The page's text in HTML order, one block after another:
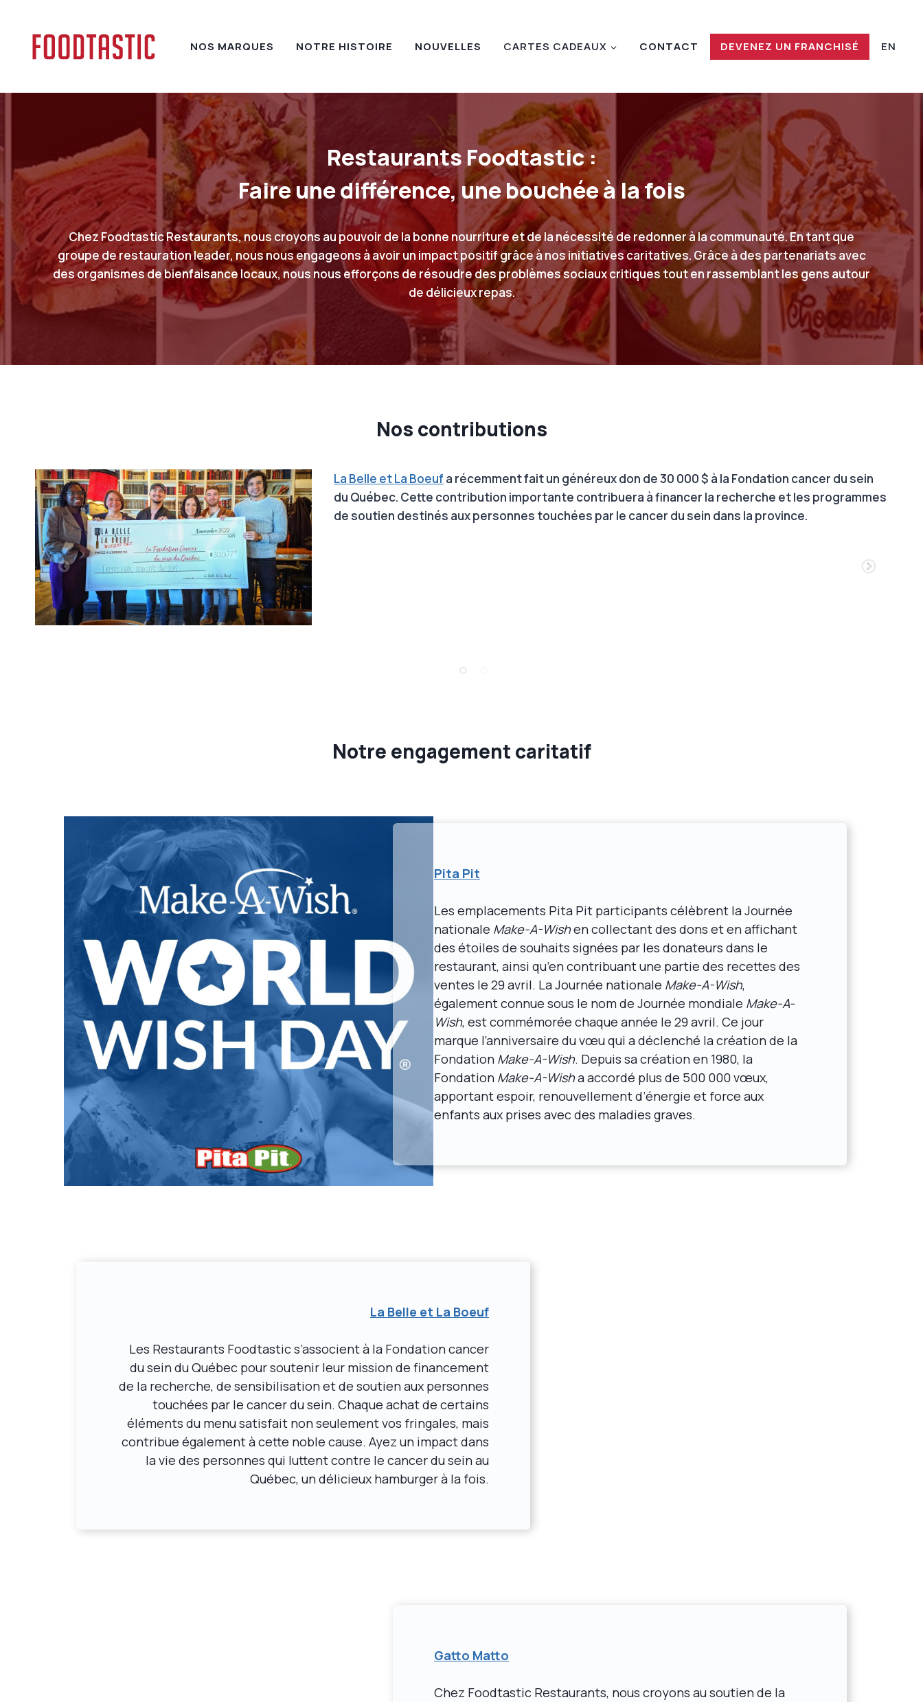
content
NOS MARQUES NOTRE HISTOIRE NOUVELLES CARTES CADEAUX CONTACT DEVENEZ UN FRANCHISÉ EN
Restaurants Foodtastic :
Faire une différence, une bouchée à la fois
Chez Foodtastic Restaurants, nous croyons au pouvoir de la bonne nourriture et de la nécessité de redonner à la communauté. En tant que
groupe de restauration leader, nous nous engageons à avoir un impact positif grâce à nos initiatives caritatives. Grâce à des partenariats avec
des organismes de bienfaisance locaux, nous nous efforçons de résoudre des problèmes sociaux critiques tout en rassemblant les gens autour
de délicieux repas.
Nos contributions
La Belle et La Boeuf a récemment fait un généreux don de 30 000 $ à la Fondation cancer du sein
du Québec. Cette contribution importante contribuera à financer la recherche et les programmes
de soutien destinés aux personnes touchées par le cancer du sein dans la province.
Notre engagement caritatif
Pita Pit
Les emplacements Pita Pit participants célèbrent la Journée
nationale Make-A-Wishen collectant des dons et en affichant
des étoiles de souhaits signées par les donateurs dans le
restaurant, ainsi qu’en contribuant une partie des recettes des
ventes le 29 avril. La Journée nationale Make-A-Wish,
également connue sous le nom de Journée mondiale Make-A-
Wish, est commémorée chaque année le 29 avril. Ce jour
marque l’anniversaire du vœu qui a déclenché la création de la
Fondation Make-A-Wish. Depuis sa création en 1980, la
Fondation Make-A-Wisha accordé plus de 500 000 vœux,
apportant espoir, renouvellement d’énergie et force aux
enfants aux prises avec des maladies graves.
La Belle et La Boeuf
Les Restaurants Foodtastic s’associent à la Fondation cancer
du sein du Québec pour soutenir leur mission de financement
de la recherche, de sensibilisation et de soutien aux personnes
touchées par le cancer du sein. Chaque achat de certains
éléments du menu satisfait non seulement vos fringales, mais
contribue également à cette noble cause. Ayez un impact dans
la vie des personnes qui luttent contre le cancer du sein au
Québec, un délicieux hamburger à la fois.
Gatto Matto
Chez Foodtastic Restaurants, nous croyons au soutien de la